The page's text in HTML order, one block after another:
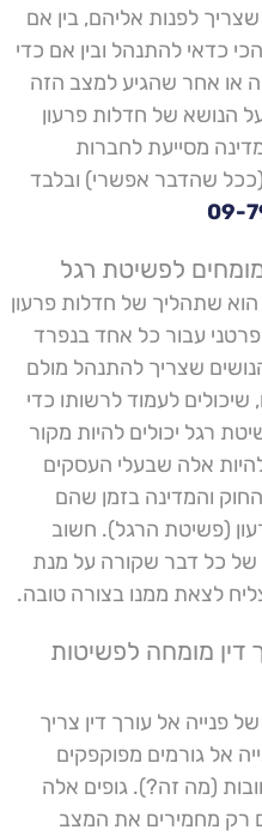
לפנות אליהם, בין אם
כדאי להתנהל ובין אם כדי
או אחר שהגיע למצב הזה
הנושא של חדלות פרעון
מסייעת לחברות
שהדבר אפשרי) ובלבד
09-
לפשיטת רגל
שתהליך של חדלות פרעון
עבור כל אחד בנפרד
שצריך להתנהל מולם
שיכולים לעמוד לרשותו כדי
רגל יכולים להיות מקור
להיות אלה שבעלי העסקים
והמדינה בזמן שהם
(פשיטת הרגל). חשוב
של כל דבר שקורה על מנת
לצאת ממנו בצורה טובה.
דין מומחה לפשיטות
פנייה אל עורך דין צריך
אל גורמים מפוקפקים
(מה זה?). גופים אלה
רק מחמירים את המצב